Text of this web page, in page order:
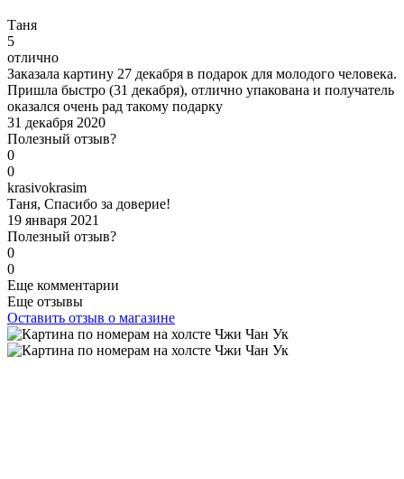
Таня
5
отлично
Заказала картину 27 декабря в подарок для молодого человека.
Пришла быстро (31 декабря), отлично упакована и получатель
оказался очень рад такому подарку
31 декабря 2020
Полезный отзыв?
0
0
krasivokrasim
Таня, Спасибо за доверие!
19 января 2021
Полезный отзыв?
0
0
Еще комментарии
Еще отзывы
Оставить отзыв о магазине